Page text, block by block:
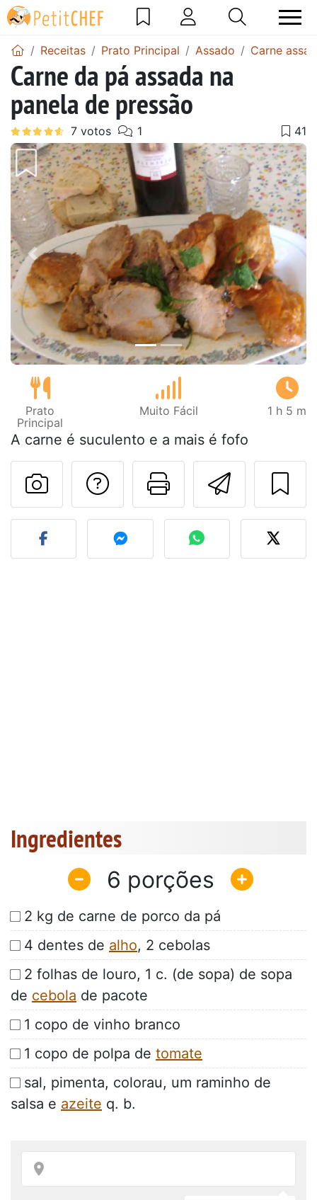
Receitas Prato Principal Assado Carne
Carne da pá assada na
panela de pressão
Anterior Next
Prato
Principal
Muito Fácil 1 h 5 m
A carne é suculento e a mais é fofo
Imprima
Falar com o autor
Fez esta receita?
Ingredientes
6
2 kg de carne de porco da pá
4 dentes de alho, 2 cebolas
2 folhas de louro, 1 c. (de sopa) de sopa
de cebola de pacote
1 copo de vinho branco
1 copo de polpa de tomate
sal, pimenta, colorau, um raminho de
salsa e azeite q. b.